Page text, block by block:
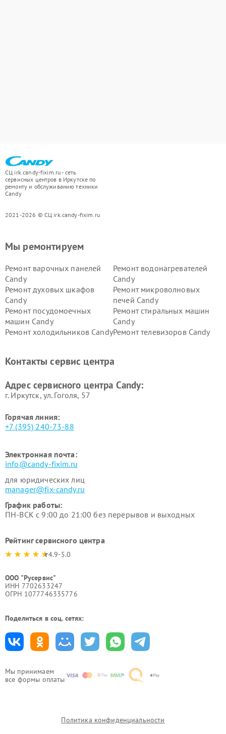
СЦ irk.candy-fixim.ru - сеть
сервисных центров в Иркутске по
ремонту и обслуживанию техники
Candy
2021-2026 © СЦ irk.candy-fixim.ru
Мы принимаем
все формы оплаты
Мы ремонтируем
Ремонт варочных панелей
Candy
Ремонт водонагревателей
Candy
Ремонт духовых шкафов
Candy
Ремонт микроволновых
печей Candy
Ремонт посудомоечных
машин Candy
Ремонт стиральных машин
Candy
Ремонт холодильников CandyРемонт телевизоров Candy
Контакты сервис центра
Адрес сервисного центра Candy:
г. Иркутск, ул. ​Гоголя, 57
Горячая линия:
+7 (395) 240-73-88
Электронная почта:
info@candy-fixim.ru
для юридических лиц
manager@fix-candy.ru
График работы:
ПН-ВСК с 9:00 до 21:00 без перерывов и выходных
Рейтинг сервисного центра
4.9-5.0
ООО "Русервис"
ИНН 7702633247
ОГРН 1077746335776
Поделиться в соц. сетях:
Политика конфиденциальности